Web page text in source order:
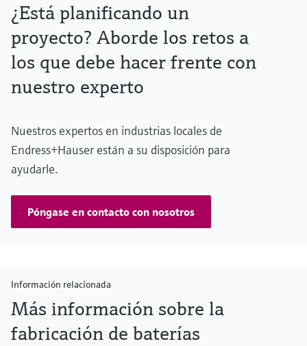
¿Está planificando un
proyecto? Aborde los retos a
los que debe hacer frente con
nuestro experto
Nuestros expertos en industrias locales de
Endress+Hauser están a su disposición para
ayudarle.
Póngase en contacto con nosotros
Información relacionada
Más información sobre la
fabricación de baterías